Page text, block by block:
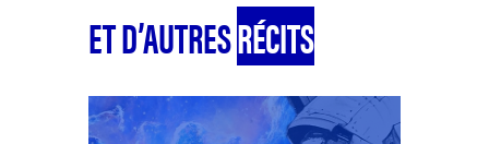
ET D’AUTRESRÉCITS